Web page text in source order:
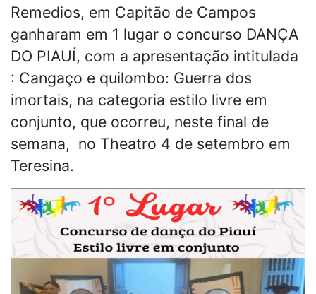
Remedios, em Capitão de Campos
ganharam em 1 lugar o concurso DANÇA
DO PIAUÍ, com a apresentação intitulada
: Cangaço e quilombo: Guerra dos
imortais, na categoria estilo livre em
conjunto, que ocorreu, neste final de
semana, no Theatro 4 de setembro em
Teresina.